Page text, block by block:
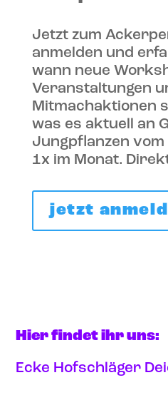
Jetzt zum
anmelden und
wann neue
Veranstaltungen
Mitmachaktionen
was es aktuell an
Jungpflanzen vom
1x im Monat.
jetzt
Hier findet ihr uns:
Ecke Hofschläger